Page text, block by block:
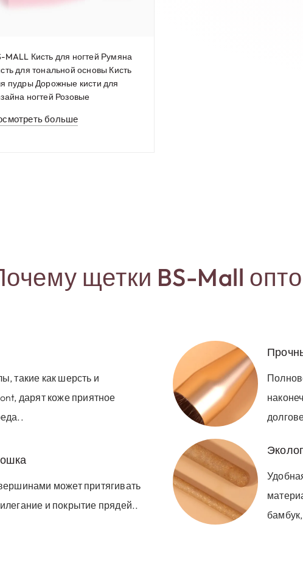
MALL Кисть для ногтей Румяна
для тональной основы Кисть
пудры Дорожные кисти для
ногтей Розовые
больше
щетки BS-Mall
такие как шерсть и
дарят коже приятное
может притягивать
и покрытие прядей..